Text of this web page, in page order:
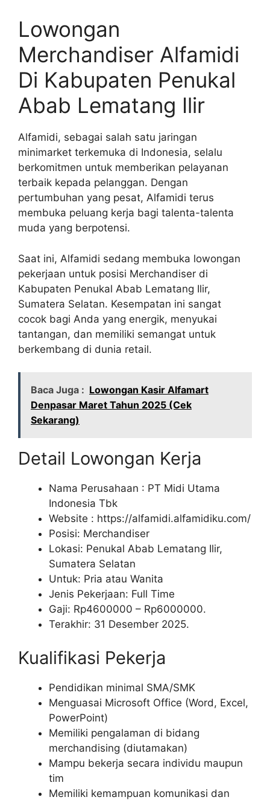
Lowongan
Merchandiser Alfamidi
Di Kabupaten Penukal
Abab Lematang Ilir
Alfamidi, sebagai salah satu jaringan
minimarket terkemuka di Indonesia, selalu
berkomitmen untuk memberikan pelayanan
terbaik kepada pelanggan. Dengan
pertumbuhan yang pesat, Alfamidi terus
membuka peluang kerja bagi talenta-talenta
muda yang berpotensi.
Saat ini, Alfamidi sedang membuka lowongan
pekerjaan untuk posisi Merchandiser di
Kabupaten Penukal Abab Lematang Ilir,
Sumatera Selatan. Kesempatan ini sangat
cocok bagi Anda yang energik, menyukai
tantangan, dan memiliki semangat untuk
berkembang di dunia retail.
Baca Juga : Lowongan Kasir Alfamart
Denpasar Maret Tahun 2025 (Cek
Sekarang)
Detail Lowongan Kerja
Nama Perusahaan : PT Midi Utama
Indonesia Tbk
Website : https://alfamidi.alfamidiku.com/
Posisi: Merchandiser
Lokasi: Penukal Abab Lematang Ilir,
Sumatera Selatan
Untuk: Pria atau Wanita
Jenis Pekerjaan: Full Time
Gaji: Rp4600000 – Rp6000000.
Terakhir: 31 Desember 2025.
Kualifikasi Pekerja
Pendidikan minimal SMA/SMK
Menguasai Microsoft Office (Word, Excel,
PowerPoint)
Memiliki pengalaman di bidang
merchandising (diutamakan)
Mampu bekerja secara individu maupun
tim
Memiliki kemampuan komunikasi dan